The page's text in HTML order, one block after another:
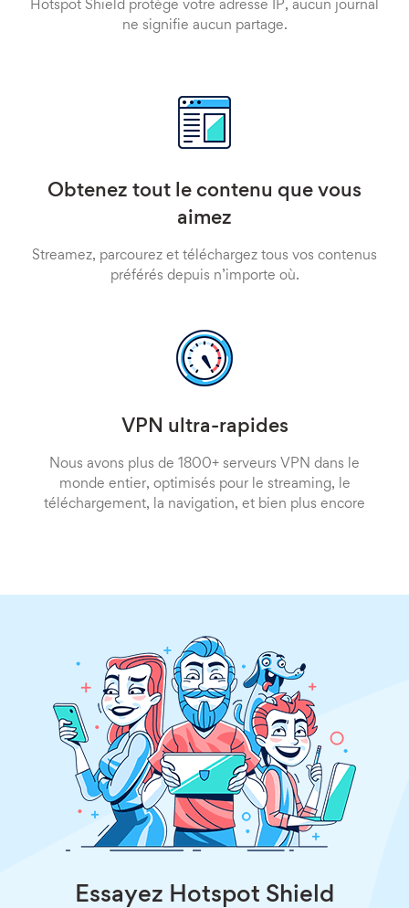
Hotspot Shield protège votre adresse IP, aucun journal
ne signifie aucun partage.
Obtenez tout le contenu que vous
aimez
Streamez, parcourez et téléchargez tous vos contenus
préférés depuis n’importe où.
VPN ultra-rapides
Nous avons plus de 1800+ serveurs VPN dans le
monde entier, optimisés pour le streaming, le
téléchargement, la navigation, et bien plus encore
Essayez Hotspot Shield